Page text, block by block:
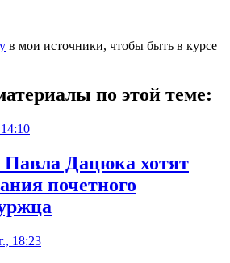
в мои источники, чтобы быть в курсе
по этой теме:
Павла ​Дацюка хотят
почетного
18:23